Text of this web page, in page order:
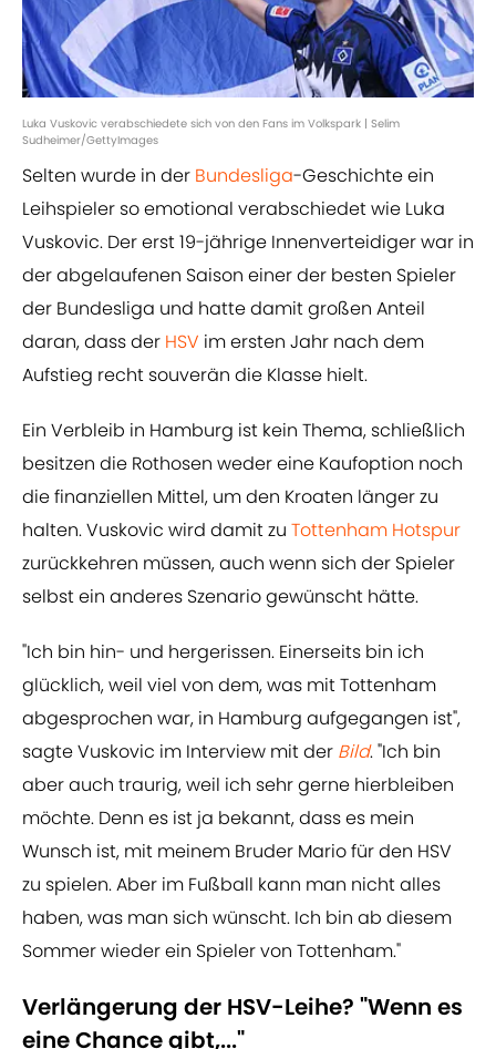
Luka Vuskovic verabschiedete sich von den Fans im Volkspark | Selim
Sudheimer/GettyImages
Selten wurde in der Bundesliga-Geschichte ein
Leihspieler so emotional verabschiedet wie Luka
Vuskovic. Der erst 19-jährige Innenverteidiger war in
der abgelaufenen Saison einer der besten Spieler
der Bundesliga und hatte damit großen Anteil
daran, dass der HSV im ersten Jahr nach dem
Aufstieg recht souverän die Klasse hielt.
Ein Verbleib in Hamburg ist kein Thema, schließlich
besitzen die Rothosen weder eine Kaufoption noch
die finanziellen Mittel, um den Kroaten länger zu
halten. Vuskovic wird damit zu Tottenham Hotspur
zurückkehren müssen, auch wenn sich der Spieler
selbst ein anderes Szenario gewünscht hätte.
"Ich bin hin- und hergerissen. Einerseits bin ich
glücklich, weil viel von dem, was mit Tottenham
abgesprochen war, in Hamburg aufgegangen ist",
sagte Vuskovic im Interview mit der Bild. "Ich bin
aber auch traurig, weil ich sehr gerne hierbleiben
möchte. Denn es ist ja bekannt, dass es mein
Wunsch ist, mit meinem Bruder Mario für den HSV
zu spielen. Aber im Fußball kann man nicht alles
haben, was man sich wünscht. Ich bin ab diesem
Sommer wieder ein Spieler von Tottenham."
Verlängerung der HSV-Leihe? "Wenn es
eine Chance gibt,..."